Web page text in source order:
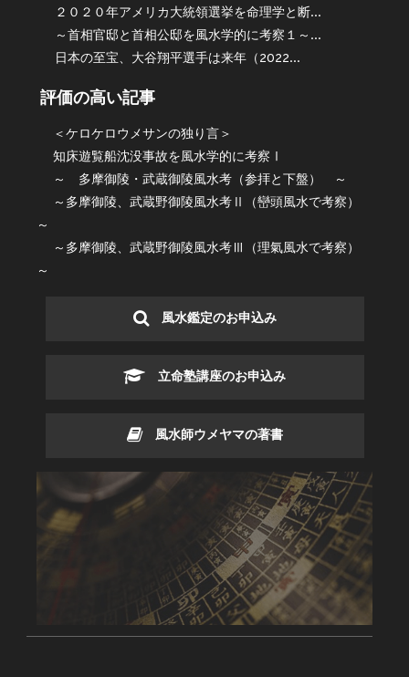
２０２０年アメリカ大統領選挙を命理学と断...
～首相官邸と首相公邸を風水学的に考察１～...
日本の至宝、大谷翔平選手は来年（2022...
評価の高い記事
＜ケロケロウメサンの独り言＞
知床遊覧船沈没事故を風水学的に考察Ⅰ
～ 多摩御陵・武蔵御陵風水考（参拝と下盤） ～
～多摩御陵、武蔵野御陵風水考Ⅱ（巒頭風水で考察）
～
～多摩御陵、武蔵野御陵風水考Ⅲ（理氣風水で考察）
～
風水鑑定のお申込み
立命塾講座のお申込み
風水師ウメヤマの著書